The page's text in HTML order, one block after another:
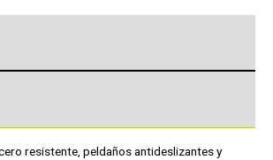
resistente, peldaños antideslizantes y